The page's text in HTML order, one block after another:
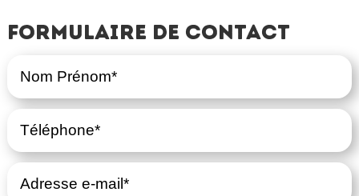
Formulaire de contact